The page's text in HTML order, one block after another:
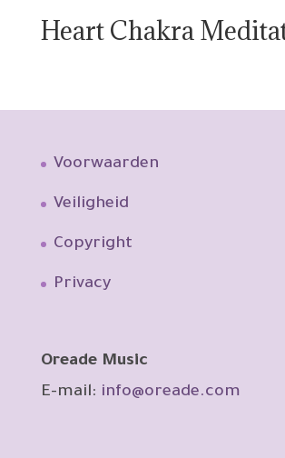
Heart Chakra
Voorwaarden
Veiligheid
Copyright
Privacy
Oreade Music
E-mail: info@oreade.com